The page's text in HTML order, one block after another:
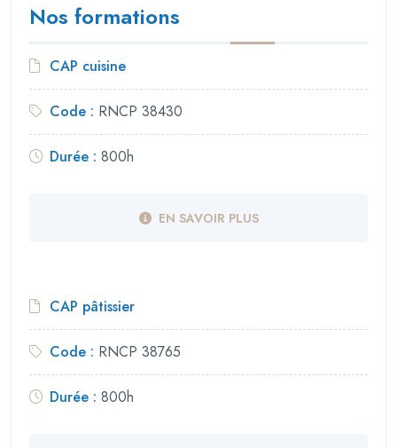
Nos formations
CAP cuisine
Code : RNCP 38430
Durée : 800h
EN SAVOIR PLUS
CAP pâtissier
Code : RNCP 38765
Durée : 800h